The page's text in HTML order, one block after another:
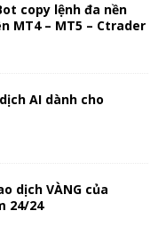
copy lệnh đa nền
MT4 – MT5 – Ctrader
AI dành cho
dịch VÀNG của
24/24